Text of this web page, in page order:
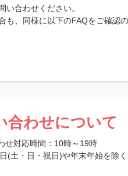
い合わせください。
も、同様に以下のFAQをご確認
合わせについて
せ対応時間：10時～19時
(土・日・祝日)や年末年始を除